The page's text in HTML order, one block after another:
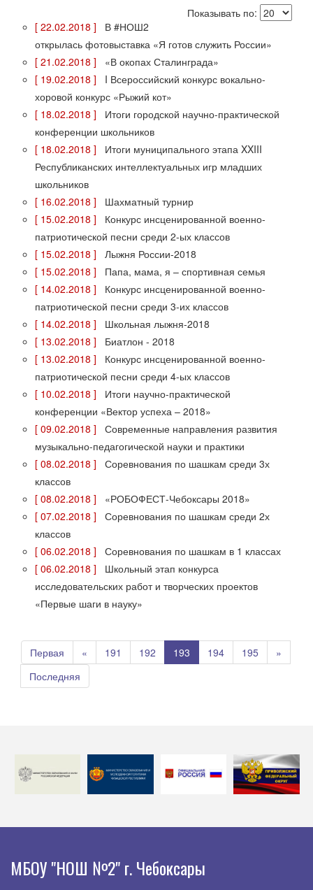
Показывать по:
[ 22.02.2018 ]
В #НОШ2
открылась фотовыставка «Я готов служить России»
[ 21.02.2018 ]
«В окопах Сталинграда»
[ 19.02.2018 ]
I Всероссийский конкурс вокально-
хоровой конкурс «Рыжий кот»
[ 18.02.2018 ]
Итоги городской научно-практической
конференции школьников
[ 18.02.2018 ]
Итоги муниципального этапа XXIII
Республиканских интеллектуальных игр младших
школьников
[ 16.02.2018 ]
Шахматный турнир
[ 15.02.2018 ]
Конкурс инсценированной военно-
патриотической песни среди 2-ых классов
[ 15.02.2018 ]
Лыжня России-2018
[ 15.02.2018 ]
Папа, мама, я – спортивная семья
[ 14.02.2018 ]
Конкурс инсценированной военно-
патриотической песни среди 3-их классов
[ 14.02.2018 ]
Школьная лыжня-2018
[ 13.02.2018 ]
Биатлон - 2018
[ 13.02.2018 ]
Конкурс инсценированной военно-
патриотической песни среди 4-ых классов
[ 10.02.2018 ]
Итоги научно-практической
конференции «Вектор успеха – 2018»
[ 09.02.2018 ]
Современные направления развития
музыкально-педагогической науки и практики
[ 08.02.2018 ]
Соревнования по шашкам среди 3х
классов
[ 08.02.2018 ]
«РОБОФЕСТ-Чебоксары 2018»
[ 07.02.2018 ]
Соревнования по шашкам среди 2х
классов
[ 06.02.2018 ]
Соревнования по шашкам в 1 классах
[ 06.02.2018 ]
Школьный этап конкурса
исследовательских работ и творческих проектов
«Первые шаги в науку»
Первая « 191 192 193 194 195
»
Последняя
МБОУ "НОШ №2" г. Чебоксары